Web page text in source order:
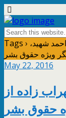
Tags › تصویر؛ استمداد خانواده افشین سهراب زاده از احمد شهید،
ویژه حقوق بشر
May 22, 2016
زاده از
حقوق بشر